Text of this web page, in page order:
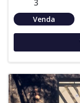
3
Venda